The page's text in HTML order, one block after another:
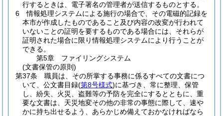
行するときは、電子署名の管理者が送信するものとする。
6
情報処理システムによる施行の場合で、その電磁的記録を
本市が作成したものであること及び内容の改変が行われて
いないことの証明を要するものである場合には、それらが
証明された場合に限り情報処理システムにより行うことが
できる。
第5章
ファイリングシステム
(文書保管の原則)
第37条
職員は、その所掌する事務に係るすべての文書につ
いて、公文書目録(第8号様式)に基づき、常に整理、保管
し、紛失、火災、盗難等の予防を完全にするとともに、重
要な文書は、天災地変その他の非常の事態に際して、速や
かに持ち出せるよう、あらかじめ備えておかなければなら